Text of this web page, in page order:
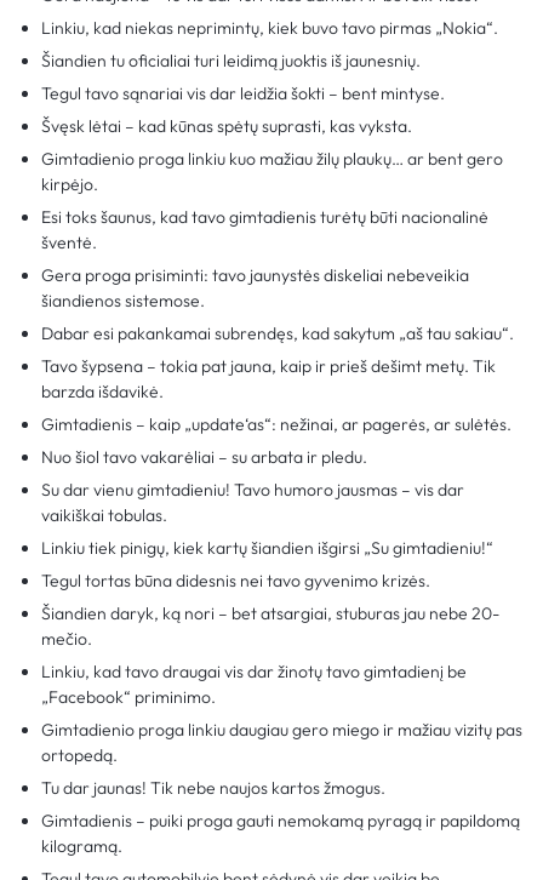
Linkiu, kad niekas neprimintų, kiek buvo tavo pirmas „Nokia“.
Šiandien tu oficialiai turi leidimą juoktis iš jaunesnių.
Tegul tavo sąnariai vis dar leidžia šokti – bent mintyse.
Švęsk lėtai – kad kūnas spėtų suprasti, kas vyksta.
Gimtadienio proga linkiu kuo mažiau žilų plaukų… ar bent gero
kirpėjo.
Esi toks šaunus, kad tavo gimtadienis turėtų būti nacionalinė
šventė.
Gera proga prisiminti: tavo jaunystės diskeliai nebeveikia
šiandienos sistemose.
Dabar esi pakankamai subrendęs, kad sakytum „aš tau sakiau“.
Tavo šypsena – tokia pat jauna, kaip ir prieš dešimt metų. Tik
barzda išdavikė.
Gimtadienis – kaip „update‘as“: nežinai, ar pagerės, ar sulėtės.
Nuo šiol tavo vakarėliai – su arbata ir pledu.
Su dar vienu gimtadieniu! Tavo humoro jausmas – vis dar
vaikiškai tobulas.
Linkiu tiek pinigų, kiek kartų šiandien išgirsi „Su gimtadieniu!“
Tegul tortas būna didesnis nei tavo gyvenimo krizės.
Šiandien daryk, ką nori – bet atsargiai, stuburas jau nebe 20-
mečio.
Linkiu, kad tavo draugai vis dar žinotų tavo gimtadienį be
„Facebook“ priminimo.
Gimtadienio proga linkiu daugiau gero miego ir mažiau vizitų pas
ortopedą.
Tu dar jaunas! Tik nebe naujos kartos žmogus.
Gimtadienis – puiki proga gauti nemokamą pyragą ir papildomą
kilogramą.